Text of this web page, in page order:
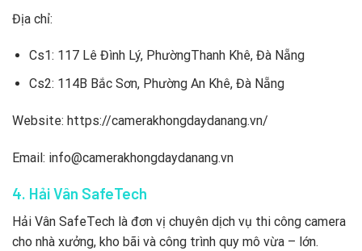
Địa chỉ:
Cs1: 117 Lê Đình Lý, PhườngThanh Khê, Đà Nẵng
Cs2: 114B Bắc Sơn, Phường An Khê, Đà Nẵng
Website: https://camerakhongdaydanang.vn/
Email: info@camerakhongdaydanang.vn
4. Hải Vân SafeTech
Hải Vân SafeTech là đơn vị chuyên dịch vụ thi công camera
cho nhà xưởng, kho bãi và công trình quy mô vừa – lớn.